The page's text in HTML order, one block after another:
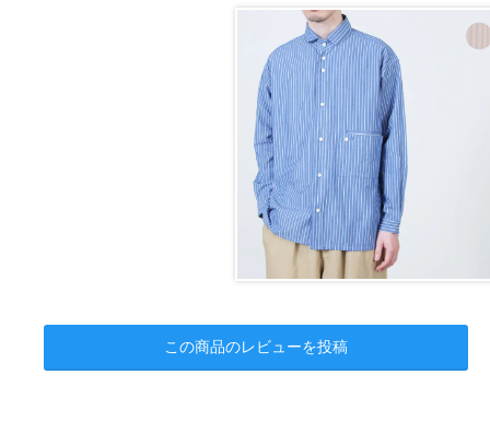
この商品のレビューを投稿